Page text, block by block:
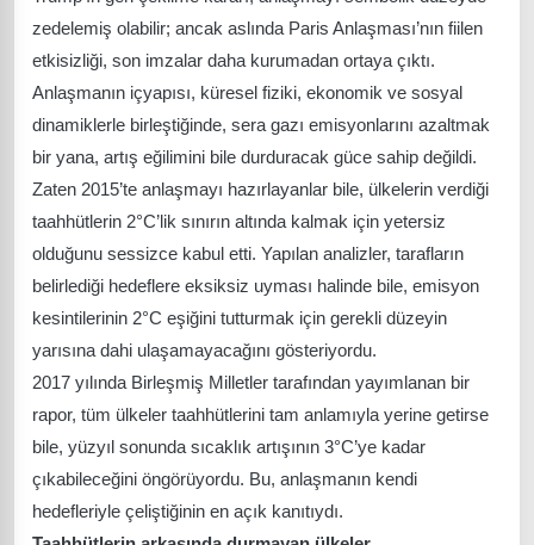
zedelemiş olabilir; ancak aslında Paris Anlaşması’nın fiilen
etkisizliği, son imzalar daha kurumadan ortaya çıktı.
Anlaşmanın içyapısı, küresel fiziki, ekonomik ve sosyal
dinamiklerle birleştiğinde, sera gazı emisyonlarını azaltmak
bir yana, artış eğilimini bile durduracak güce sahip değildi.
Zaten 2015’te anlaşmayı hazırlayanlar bile, ülkelerin verdiği
taahhütlerin 2°C’lik sınırın altında kalmak için yetersiz
olduğunu sessizce kabul etti. Yapılan analizler, tarafların
belirlediği hedeflere eksiksiz uyması halinde bile, emisyon
kesintilerinin 2°C eşiğini tutturmak için gerekli düzeyin
yarısına dahi ulaşamayacağını gösteriyordu.
2017 yılında Birleşmiş Milletler tarafından yayımlanan bir
rapor, tüm ülkeler taahhütlerini tam anlamıyla yerine getirse
bile, yüzyıl sonunda sıcaklık artışının 3°C’ye kadar
çıkabileceğini öngörüyordu. Bu, anlaşmanın kendi
hedefleriyle çeliştiğinin en açık kanıtıydı.